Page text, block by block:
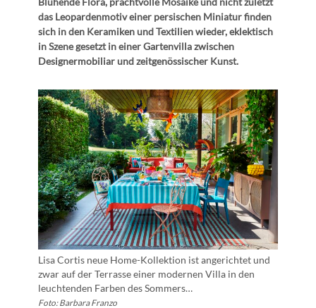
das Leopardenmotiv einer persischen Miniatur finden
sich in den Keramiken und Textilien wieder, eklektisch
in Szene gesetzt in einer Gartenvilla zwischen
Designermobiliar und zeitgenössischer Kunst.
Lisa Cortis neue Home-Kollektion ist angerichtet und
zwar auf der Terrasse einer modernen Villa in den
leuchtenden Farben des Sommers…
Foto: Barbara Franzo